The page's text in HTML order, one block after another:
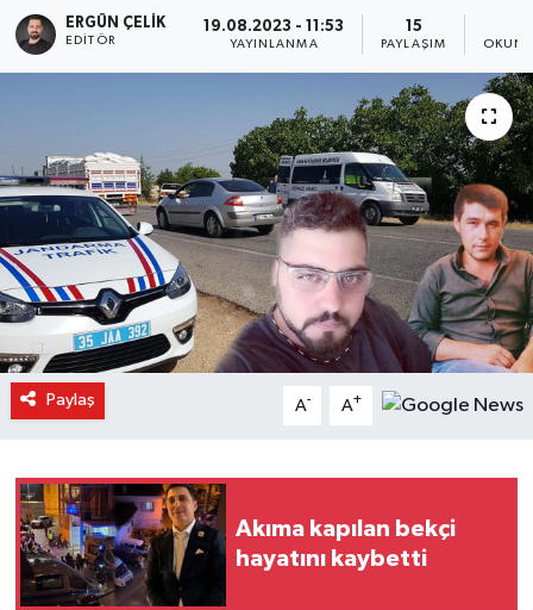
ERGÜN ÇELIK
EDITÖR
19.08.2023 - 11:53
YAYINLANMA
15
PAYLAŞIM
Paylaş A- A+
Akıma kapılan bekçi
hayatını kaybetti
Son Dakika Haberleri